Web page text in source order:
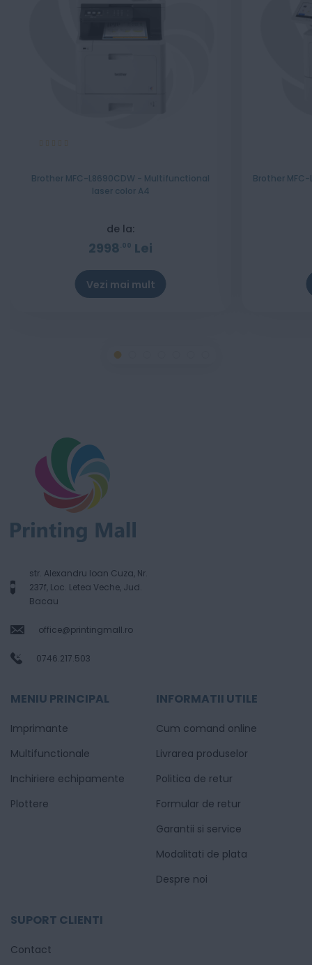
Brother MFC-L8690CDW - Multifunctional
laser color A4
de la:
2998 00 Lei
Vezi mai mult
Stoc epuizat
Brother
str. Alexandru Ioan Cuza, Nr.
237f, Loc. Letea Veche, Jud.
Bacau
office@printingmall.ro
0746.217.503
MENIU PRINCIPAL
Imprimante
Multifunctionale
Inchiriere echipamente
Plottere
INFORMATII UTILE
Cum comand online
Livrarea produselor
Politica de retur
Formular de retur
Garantii si service
Modalitati de plata
Despre noi
SUPORT CLIENTI
Contact